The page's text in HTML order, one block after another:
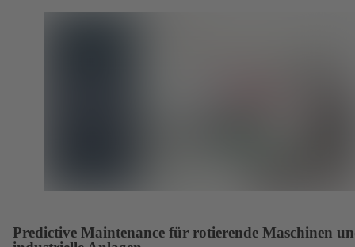
Predictive Maintenance für rotierende Maschinen